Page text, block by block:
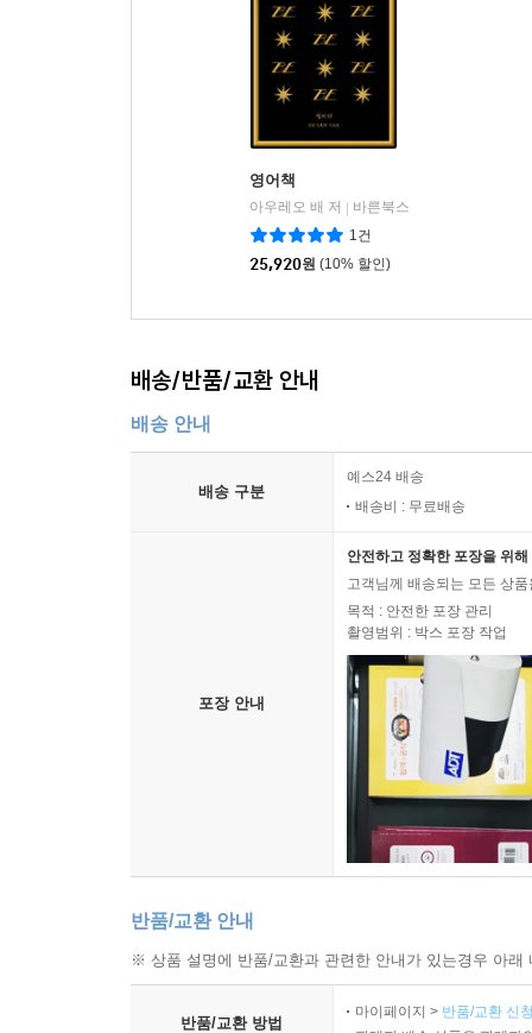
영어책
아우레오 배 저
바른북스
1건
25,920원 (10% 할인)
배송/반품/교환 안내
배송 안내
배송 구분
예스24 배송
배송비 : 무료배송
포장 안내
안전하고 정확한 포장을 위
고객님께 배송되는 모든 상
목적 : 안전한 포장 관리
촬영범위 : 박스 포장 작업
반품/교환 안내
※ 상품 설명에 반품/교환과 관련한 안내가 있는경우 아
반품/교환 방법
마이페이지 > 반품/교환 신